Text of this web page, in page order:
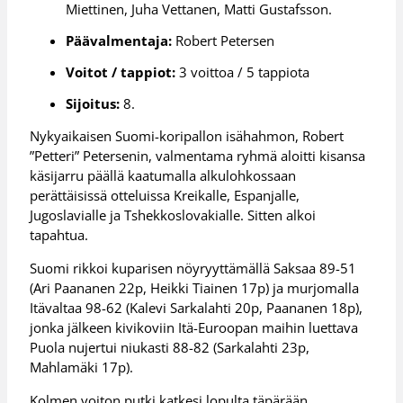
Miettinen, Juha Vettanen, Matti Gustafsson.
Päävalmentaja: Robert Petersen
Voitot / tappiot: 3 voittoa / 5 tappiota
Sijoitus: 8.
Nykyaikaisen Suomi-koripallon isähahmon, Robert
”Petteri” Petersenin, valmentama ryhmä aloitti kisansa
käsijarru päällä kaatumalla alkulohkossaan
perättäisissä otteluissa Kreikalle, Espanjalle,
Jugoslavialle ja Tshekkoslovakialle. Sitten alkoi
tapahtua.
Suomi rikkoi kuparisen nöyryyttämällä Saksaa 89-51
(Ari Paananen 22p, Heikki Tiainen 17p) ja murjomalla
Itävaltaa 98-62 (Kalevi Sarkalahti 20p, Paananen 18p),
jonka jälkeen kivikoviin Itä-Euroopan maihin luettava
Puola nujertui niukasti 88-82 (Sarkalahti 23p,
Mahlamäki 17p).